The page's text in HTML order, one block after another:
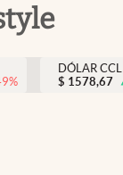
%
DÓLAR CCL
$ 1578,67